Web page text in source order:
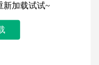
新加载试试~